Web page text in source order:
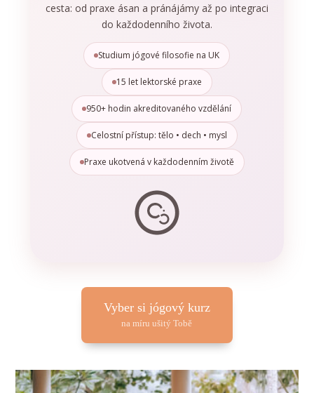
cesta: od praxe ásan a pránájámy až po integraci
do každodenního života.
Studium jógové filosofie na UK
15 let lektorské praxe
950+ hodin akreditovaného vzdělání
Celostní přístup: tělo • dech • mysl
Praxe ukotvená v každodenním životě
Vyber si jógový kurz
na míru ušitý Tobě